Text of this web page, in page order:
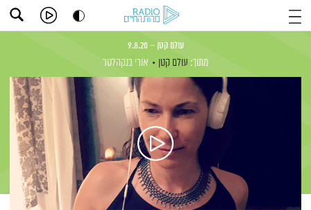
עולם קטן – 9.8.20
מתוך: עולם קטן אורי בנקהלטר